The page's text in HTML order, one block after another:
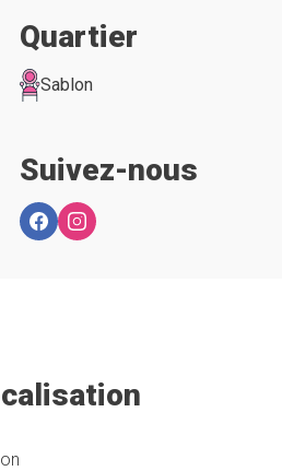
Quartier
Sablon
Suivez-nous